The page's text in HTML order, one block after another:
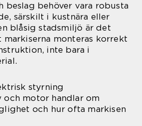
beslag behöver vara robusta
särskilt i kustnära eller
blåsig stadsmiljö är det
monteras korrekt
inte bara i
styrning
och motor handlar om
och hur ofta markisen